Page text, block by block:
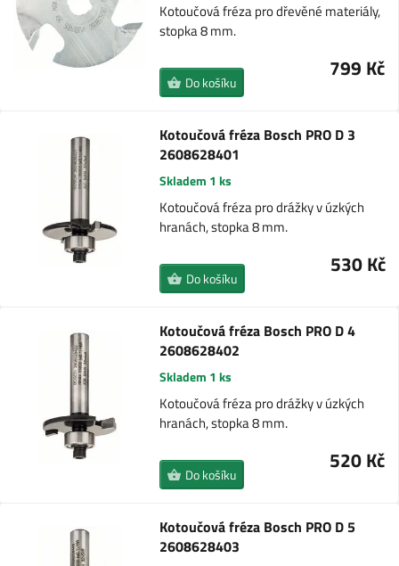
Kotoučová fréza pro dřevěné materiály,
stopka 8 mm.
799 Kč
Do košíku
Kotoučová fréza Bosch PRO D 3
2608628401
Skladem 1 ks
Kotoučová fréza pro drážky v úzkých
hranách, stopka 8 mm.
530 Kč
Do košíku
Kotoučová fréza Bosch PRO D 4
2608628402
Skladem 1 ks
Kotoučová fréza pro drážky v úzkých
hranách, stopka 8 mm.
520 Kč
Do košíku
Kotoučová fréza Bosch PRO D 5
2608628403